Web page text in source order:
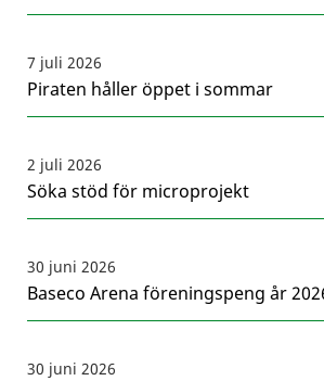
7 juli 2026
Piraten håller öppet i sommar
2 juli 2026
Söka stöd för microprojekt
30 juni 2026
Baseco Arena föreningspeng år
30 juni 2026